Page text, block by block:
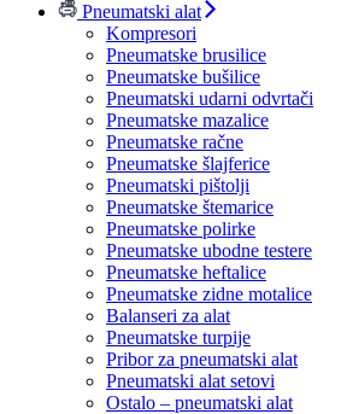
Pneumatski alat
Kompresori
Pneumatske brusilice
Pneumatske bušilice
Pneumatski udarni odvrtači
Pneumatske mazalice
Pneumatske račne
Pneumatske šlajferice
Pneumatski pištolji
Pneumatske štemarice
Pneumatske polirke
Pneumatske ubodne testere
Pneumatske heftalice
Pneumatske zidne motalice
Balanseri za alat
Pneumatske turpije
Pribor za pneumatski alat
Pneumatski alat setovi
Ostalo – pneumatski alat